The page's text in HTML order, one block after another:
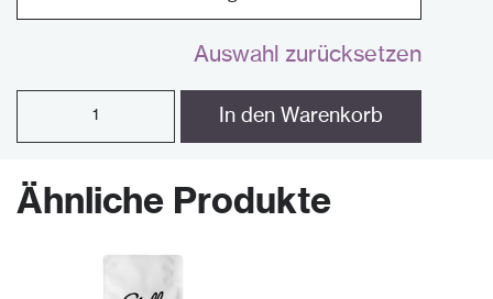
Auswahl zurücksetzen
In den Warenkorb
Ähnliche Produkte